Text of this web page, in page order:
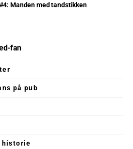
Manden med tandstikken
fan
på pub
historie